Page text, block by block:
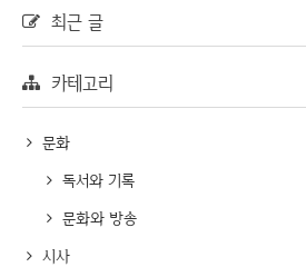
최근 글
카테고리
문화
독서와 기록
문화와 방송
시사